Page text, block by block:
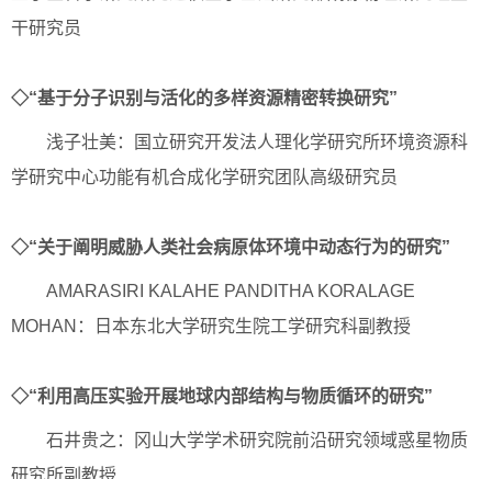
干研究员
◇“基于分子识别与活化的多样资源精密转换研究”
浅子壮美：国立研究开发法人理化学研究所环境资源科
学研究中心功能有机合成化学研究团队高级研究员
◇“关于阐明威胁人类社会病原体环境中动态行为的研究”
AMARASIRI KALAHE PANDITHA KORALAGE
MOHAN：日本东北大学研究生院工学研究科副教授
◇“利用高压实验开展地球内部结构与物质循环的研究”
石井贵之：冈山大学学术研究院前沿研究领域惑星物质